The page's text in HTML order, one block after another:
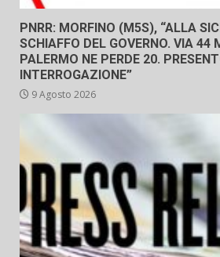
PNRR: MORFINO (M5S), “ALLA
SCHIAFFO DEL GOVERNO. VIA 44
PALERMO NE PERDE 20.
INTERROGAZIONE”
9 Agosto 2026